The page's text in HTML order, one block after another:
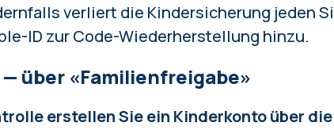
verliert die Kindersicherung jeden
ID zur Code-Wiederherstellung hinzu.
über «Familienfreigabe»
erstellen Sie ein Kinderkonto über die